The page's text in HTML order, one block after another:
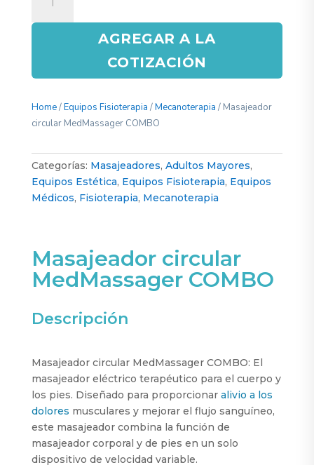
circular
MedMassager
AGREGAR A LA
COTIZACIÓN
Home/Equipos Fisioterapia /Mecanoterapia / Masajeador
circular MedMassager COMBO
Categorías: Masajeadores, Adultos Mayores,
Equipos Estética, Equipos Fisioterapia, Equipos
Médicos, Fisioterapia, Mecanoterapia
Masajeador circular
MedMassager COMBO
Descripción
Masajeador circular MedMassager COMBO: El
masajeador eléctrico terapéutico para el cuerpo y
los pies. Diseñado para proporcionar alivio a los
dolores musculares y mejorar el flujo sanguíneo,
este masajeador combina la función de
masajeador corporal y de pies en un solo
dispositivo de velocidad variable.